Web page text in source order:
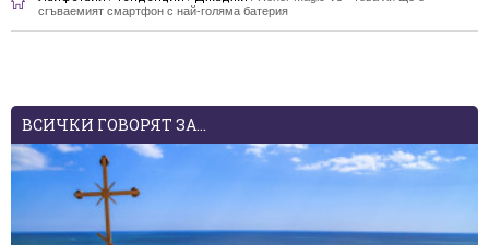
сгъваемият смартфон с най-голяма батерия
ВСИЧКИ ГОВОРЯТ ЗА...